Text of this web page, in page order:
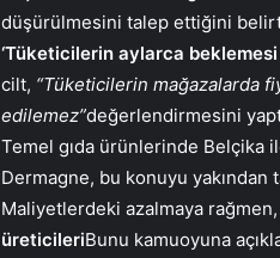
düşürülmesini talep ettiğini
‘Tüketicilerin aylarca beklemesi
cilt, “Tüketicilerin mağazalarda
edilemez”değerlendirmesini
Temel gıda ürünlerinde Belçika
Dermagne, bu konuyu
Maliyetlerdeki azalmaya
üreticileriBunu kamuoyuna